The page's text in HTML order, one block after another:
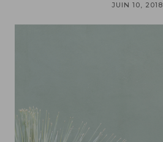
JUIN 10, 2018